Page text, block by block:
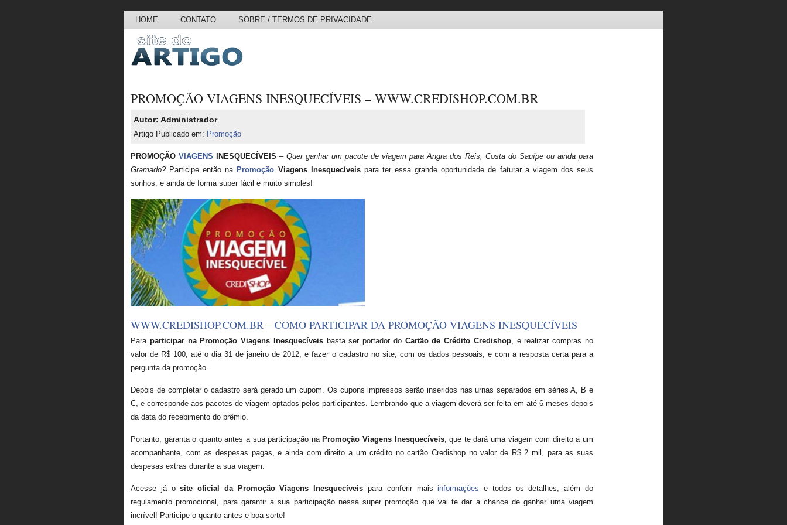
HOME CONTATO SOBRE / TERMOS DE PRIVACIDADE
PROMOÇÃO VIAGENS INESQUECÍVEIS – WWW.CREDISHOP.COM.BR
Autor: Administrador
Artigo Publicado em: Promoção
PROMOÇÃO VIAGENS INESQUECÍVEIS – Quer ganhar um pacote de viagem para Angra dos Reis, Costa do Sauípe ou ainda para
Gramado?Participe então na Promoção Viagens Inesquecíveispara ter essa grande oportunidade de faturar a viagem dos seus
sonhos, e ainda de forma super fácil e muito simples!
WWW.CREDISHOP.COM.BR – COMO PARTICIPAR DA PROMOÇÃO VIAGENS INESQUECÍVEIS
Para participar na Promoção Viagens Inesquecíveisbasta ser portador do Cartão de Crédito Credishop, e realizar compras no
valor de R$ 100, até o dia 31 de janeiro de 2012, e fazer o cadastro no site, com os dados pessoais, e com a resposta certa para a
pergunta da promoção.
Depois de completar o cadastro será gerado um cupom. Os cupons impressos serão inseridos nas urnas separados em séries A, B e
C, e corresponde aos pacotes de viagem optados pelos participantes. Lembrando que a viagem deverá ser feita em até 6 meses depois
da data do recebimento do prêmio.
Portanto, garanta o quanto antes a sua participação na Promoção Viagens Inesquecíveis, que te dará uma viagem com direito a um
acompanhante, com as despesas pagas, e ainda com direito a um crédito no cartão Credishop no valor de R$ 2 mil, para as suas
despesas extras durante a sua viagem.
Acesse já osite oficial da Promoção Viagens Inesquecíveis para conferir maisinformações e todos os detalhes, além do
regulamento promocional, para garantir a sua participação nessa super promoção que vai te dar a chance de ganhar uma viagem
incrível! Participe o quanto antes e boa sorte!